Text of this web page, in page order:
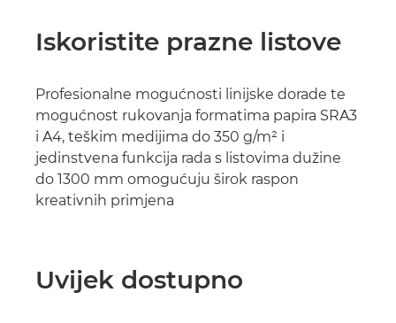
Iskoristite prazne listove
Profesionalne mogućnosti linijske dorade te
mogućnost rukovanja formatima papira SRA3
i A4, teškim medijima do 350 g/m² i
jedinstvena funkcija rada s listovima dužine
do 1300 mm omogućuju širok raspon
kreativnih primjena
Uvijek dostupno